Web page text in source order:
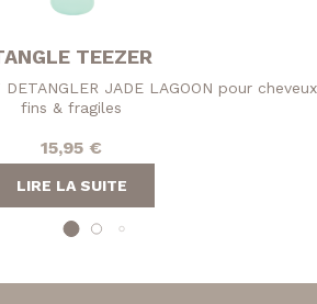
TEEZER
JADE LAGOON pour cheveux
fins & fragiles
15,95 €
LIRE LA SUITE